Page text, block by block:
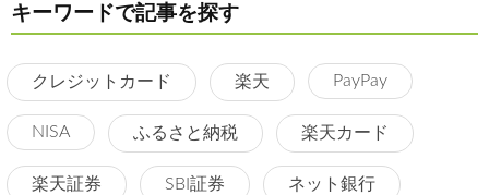
キーワードで記事を探す
クレジットカード 楽天 PayPay
NISA ふるさと納税 楽天カード
楽天証券 SBI証券 ネット銀行